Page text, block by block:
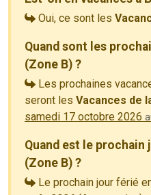
Oui, ce sont les
Quand sont les
(Zone B) ?
Les prochaines
seront les Vacances de
samedi 17 octobre 2026
Quand est le prochain
(Zone B) ?
Le prochain jour férié